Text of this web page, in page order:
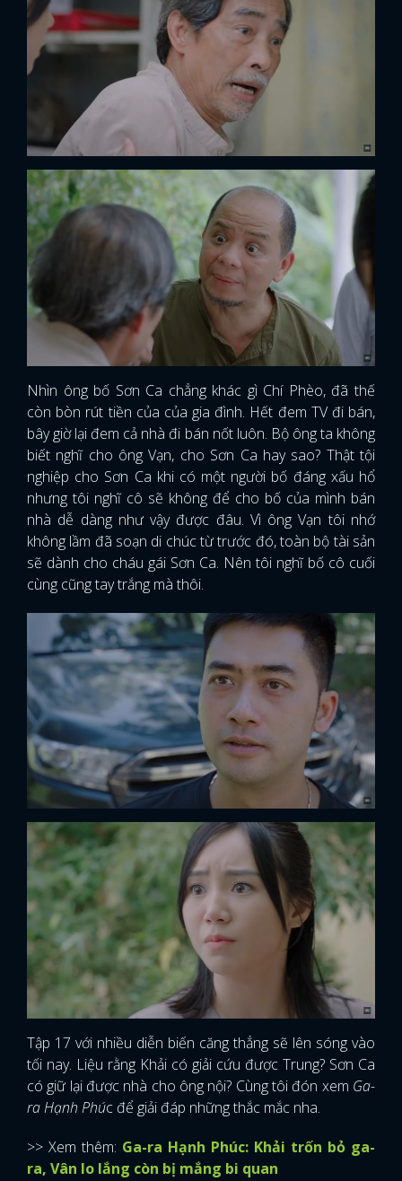
Nhìn ông bố Sơn Ca chẳng khác gì Chí Phèo, đã thế
còn bòn rút tiền của của gia đình. Hết đem TV đi bán,
bây giờ lại đem cả nhà đi bán nốt luôn. Bộ ông ta không
biết nghĩ cho ông Vạn, cho Sơn Ca hay sao? Thật tội
nghiệp cho Sơn Ca khi có một người bố đáng xấu hổ
nhưng tôi nghĩ cô sẽ không để cho bố của mình bán
nhà dễ dàng như vậy được đâu. Vì ông Vạn tôi nhớ
không lầm đã soạn di chúc từ trước đó, toàn bộ tài sản
sẽ dành cho cháu gái Sơn Ca. Nên tôi nghĩ bố cô cuối
cùng cũng tay trắng mà thôi.
Tập 17 với nhiều diễn biến căng thẳng sẽ lên sóng vào
tối nay. Liệu rằng Khải có giải cứu được Trung? Sơn Ca
có giữ lại được nhà cho ông nội? Cùng tôi đón xem Ga-
ra Hạnh Phúc để giải đáp những thắc mắc nha.
>> Xem thêm: Ga-ra Hạnh Phúc: Khải trốn bỏ ga-
ra, Vân lo lắng còn bị mắng bi quan